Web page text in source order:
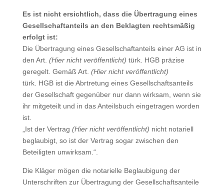
Es ist nicht ersichtlich, dass die Übertragung eines
Gesellschaftanteils an den Beklagten rechtsmäßig
erfolgt ist:
Die Übertragung eines Gesellschaftanteils einer AG ist in
den Art. (Hier nicht veröffentlicht) türk. HGB präzise
geregelt. Gemäß Art. (Hier nicht veröffentlicht)
türk. HGB ist die Abrtretung eines Gesellschaftsanteils
der Gesellschaft gegenüber nur dann wirksam, wenn sie
ihr mitgeteilt und in das Anteilsbuch eingetragen worden
ist.
„Ist der Vertrag (Hier nicht veröffentlicht) nicht notariell
beglaubigt, so ist der Vertrag sogar zwischen den
Beteiligten unwirksam.“.
Die Kläger mögen die notarielle Beglaubigung der
Unterschriften zur Übertragung der Gesellschaftsanteile